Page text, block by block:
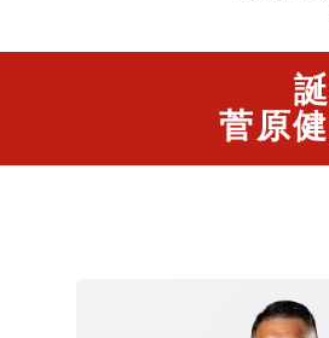
菅原